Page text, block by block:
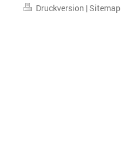
Druckversion |Sitemap